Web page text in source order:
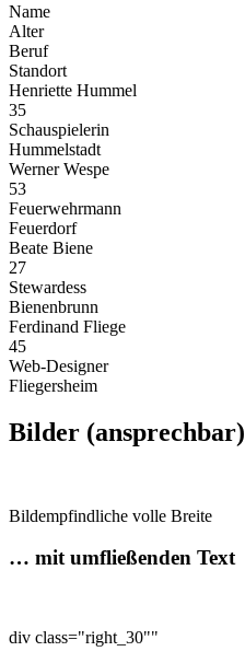
Name
Alter
Beruf
Standort
Henriette Hummel
35
Schauspielerin
Hummelstadt
Werner Wespe
53
Feuerwehrmann
Feuerdorf
Beate Biene
27
Stewardess
Bienenbrunn
Ferdinand Fliege
45
Web-Designer
Fliegersheim
Bilder (ansprechbar)
Bildempfindliche volle Breite
… mit umfließenden Text
div class="right_30""